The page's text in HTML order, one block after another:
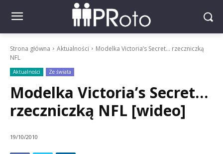
Strona główna Aktualności
Modelka Victoria’s Secret… rzeczniczką
NFL
Aktualności Ze świata
Modelka Victoria’s Secret…
rzeczniczką NFL [wideo]
19/10/2010